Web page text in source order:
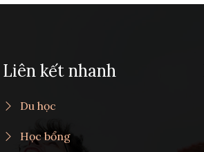
Liên kết nhanh
Du học
Học bổng